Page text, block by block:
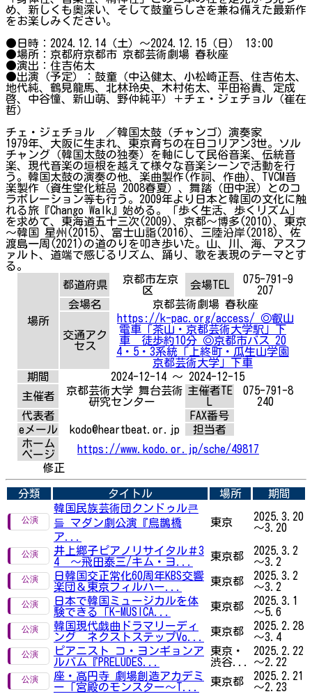
め、新しくも奥深い、そして鼓童らしさを兼ね備えた最新作
をお楽しみください。
●日時：2024.12.14（土）〜2024.12.15（日） 13:00
●場所：京都府京都市 京都芸術劇場 春秋座
●演出：住吉佑太
●出演（予定）：鼓童（中込健太、小松崎正吾、住吉佑太、
地代純、鶴見龍馬、北林玲央、木村佑太、平田裕貴、定成
啓、中谷憧、新山萌、野仲純平）＋チェ・ジェチョル（崔在
哲）
チェ・ジェチョル ／韓国太鼓（チャンゴ）演奏家
1979年、大阪に生まれ、東京育ちの在日コリアン3世。ソル
チャング（韓国太鼓の独奏）を軸にして民俗音楽、伝統音
楽、現代音楽の垣根を越えて様々な音楽シーンで活動を行
う。韓国太鼓の演奏の他、楽曲製作(作詞、作曲)、TVCM音
楽製作（資生堂化粧品 2008春夏）、舞踏（田中泯）とのコ
ラボレーション等も行う。2009年より日本と韓国の文化に触
れる旅『Chango Walk』始める。「歩く生活、歩くリズム」
を求めて、東海道五十三次(2009)、京都～博多(2010)、東京
～韓国 星州(2015)、富士山詣(2016)、三陸沿岸(2018)、佐
渡島一周(2021)の道のりを叩き歩いた。山、川、海、アスフ
ァルト、道端で感じるリズム、踊り、歌を表現のテーマとす
る。
場所
都道府県
京都市左京
区
会場TEL
075-791-9
207
会場名
京都芸術劇場 春秋座
交通アク
セス
https://k-pac.org/access/ ◎叡山
電車「茶山・京都芸術大学駅」下
車 徒歩約10分 ◎京都市バス 20
4・5・3系統「上終町・瓜生山学園
京都芸術大学」下車
期間
2024-12-14 ～ 2024-12-15
主催者
京都芸術大学 舞台芸術
研究センター
主催者TE
075-791-8
240
代表者
FAX番号
eメール
kodo@heartbeat.or.jp
担当者
ホーム
ページ
https://www.kodo.or.jp/sche/49817
修正
分類 タイトル 場所
期間
韓国民族芸術団クンドゥル큰
들 マダン劇公演『烏鵲橋
ア...
東京
2025.3.20
～3.20
井上郷子ピアノリサイタル＃3
4 ～飛田泰三/キム・ヨ...
東京都
2025.3.2
～3.2
日韓国交正常化60周年KBS交響
楽団＆東京フィルハー...
東京都
2025.3.2
～3.2
日本で韓国ミュージカルを体
験できる「K-MUSICA...
東京都
2025.3.1
～5.6
韓国現代戯曲ドラマリーディ
ング ネクストステップVo...
東京都
2025.2.28
～3.4
ピアニスト コ・ヨンギョンア
ルバム『PRELUDES...
東京・
渋谷...
2025.2.22
～2.22
座・高円寺 劇場創造アカデミ
ー「宮殿のモンスター～T...
東京都
2025.2.21
～2.23